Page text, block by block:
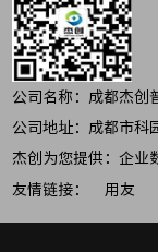
公司名称：成都杰创
公司地址：成都市科
杰创为您提供：企业
友情链接： 用友